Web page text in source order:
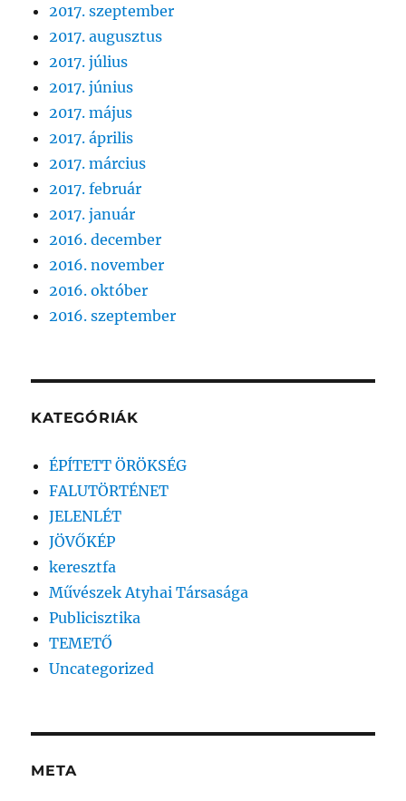
2017. szeptember
2017. augusztus
2017. július
2017. június
2017. május
2017. április
2017. március
2017. február
2017. január
2016. december
2016. november
2016. október
2016. szeptember
KATEGÓRIÁK
ÉPÍTETT ÖRÖKSÉG
FALUTÖRTÉNET
JELENLÉT
JÖVŐKÉP
keresztfa
Művészek Atyhai Társasága
Publicisztika
TEMETŐ
Uncategorized
META